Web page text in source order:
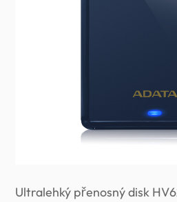
Ultralehký přenosný disk